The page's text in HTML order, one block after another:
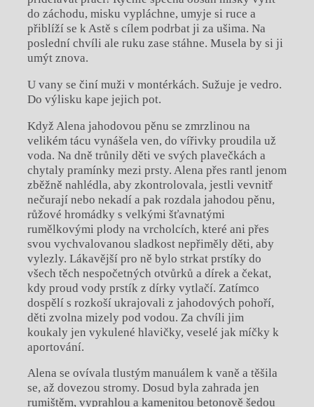
do záchodu, misku vypláchne, umyje si ruce a
přiblíží se k Astě s cílem podrbat ji za ušima. Na
poslední chvíli ale ruku zase stáhne. Musela by si ji
umýt znova.
U vany se činí muži v montérkách. Sužuje je vedro.
Do výlisku kape jejich pot.
Když Alena jahodovou pěnu se zmrzlinou na
velikém tácu vynášela ven, do vířivky proudila už
voda. Na dně trůnily děti ve svých plavečkách a
chytaly pramínky mezi prsty. Alena přes rantl jenom
zběžně nahlédla, aby zkontrolovala, jestli vevnitř
nečurají nebo nekadí a pak rozdala jahodou pěnu,
růžové hromádky s velkými šťavnatými
rumělkovými plody na vrcholcích, které ani přes
svou vychvalovanou sladkost nepřiměly děti, aby
vylezly. Lákavější pro ně bylo strkat prstíky do
všech těch nespočetných otvůrků a dírek a čekat,
kdy proud vody prstík z dírky vytlačí. Zatímco
dospělí s rozkoší ukrajovali z jahodových pohoří,
děti zvolna mizely pod vodou. Za chvíli jim
koukaly jen vykulené hlavičky, veselé jak míčky k
aportování.
Alena se ovívala tlustým manuálem k vaně a těšila
se, až dovezou stromy. Dosud byla zahrada jen
rumištěm, vyprahlou a kamenitou betonově šedou